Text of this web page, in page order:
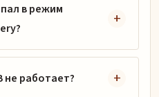
в режим
не работает?